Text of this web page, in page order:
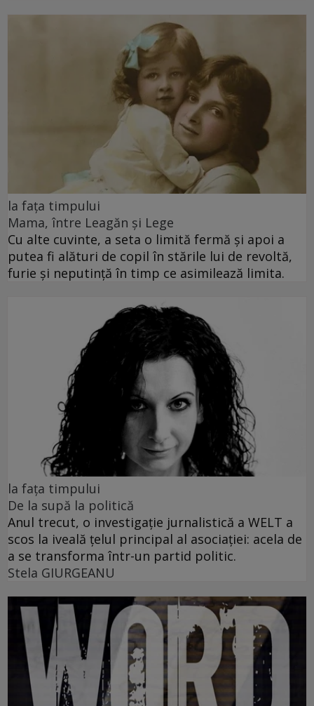
la fața timpului
Mama, între Leagăn și Lege
Cu alte cuvinte, a seta o limită fermă și apoi a
putea fi alături de copil în stările lui de revoltă,
furie și neputință în timp ce asimilează limita.
la fața timpului
De la supă la politică
Anul trecut, o investigație jurnalistică a WELT a
scos la iveală țelul principal al asociației: acela de
a se transforma într-un partid politic.
Stela GIURGEANU